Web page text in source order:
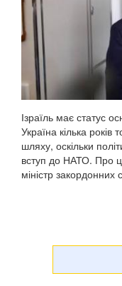
Ізраїль має статус
Україна кілька
шляху, оскільки
вступ до НАТО. Про
міністр закордонних